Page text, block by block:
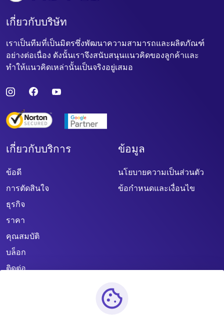
เกี่ยวกับบริษัท
เราเป็นทีมที่เป็นมิตรซึ่งพัฒนาความสามารถและผลิตภัณฑ์
อย่างต่อเนื่อง ดังนั้นเราจึงสนับสนุนแนวคิดของลูกค้าและ
ทำให้แนวคิดเหล่านั้นเป็นจริงอยู่เสมอ
เกี่ยวกับบริการ
ข้อดี
การตัดสินใจ
ธุรกิจ
ราคา
คุณสมบัติ
บล็อก
ติดต่อ
ข้อมูล
นโยบายความเป็นส่วนตัว
ข้อกำหนดและเงื่อนไข